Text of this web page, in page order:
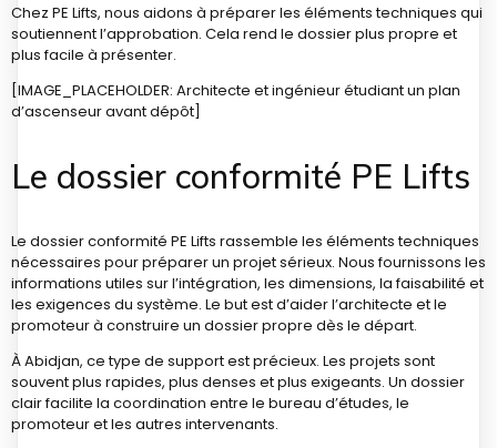
Chez PE Lifts, nous aidons à préparer les éléments techniques qui
soutiennent l’approbation. Cela rend le dossier plus propre et
plus facile à présenter.
[IMAGE_PLACEHOLDER: Architecte et ingénieur étudiant un plan
d’ascenseur avant dépôt]
Le dossier conformité PE Lifts
Le dossier conformité PE Lifts rassemble les éléments techniques
nécessaires pour préparer un projet sérieux. Nous fournissons les
informations utiles sur l’intégration, les dimensions, la faisabilité et
les exigences du système. Le but est d’aider l’architecte et le
promoteur à construire un dossier propre dès le départ.
À Abidjan, ce type de support est précieux. Les projets sont
souvent plus rapides, plus denses et plus exigeants. Un dossier
clair facilite la coordination entre le bureau d’études, le
promoteur et les autres intervenants.